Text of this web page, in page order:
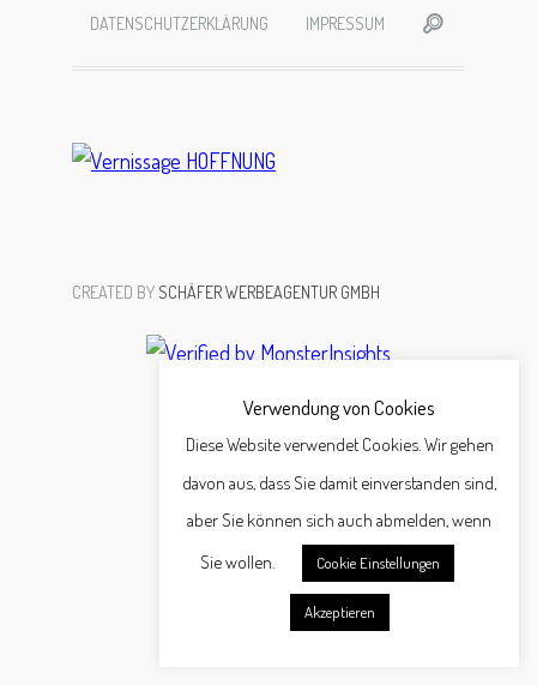
DATENSCHUTZERKLÄRUNG IMPRESSUM
CREATED BY SCHÄFER WERBEAGENTUR GMBH
Verwendung von Cookies
Diese Website verwendet Cookies. Wir gehen
davon aus, dass Sie damit einverstanden sind,
aber Sie können sich auch abmelden, wenn
Sie wollen.
Cookie Einstellungen
Akzeptieren